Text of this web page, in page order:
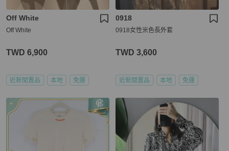
Off White
Off White
TWD 6,900
近新閒置品 本地 免運
0918
0918女性米色長外套
TWD 3,600
近新閒置品 本地 免運